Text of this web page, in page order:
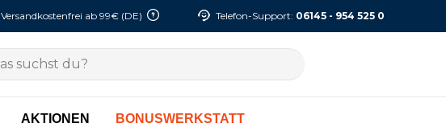
Versandkostenfrei ab 99€ (DE) Telefon-Support: 06145 - 954 525 0
AKTIONEN BONUSWERKSTATT